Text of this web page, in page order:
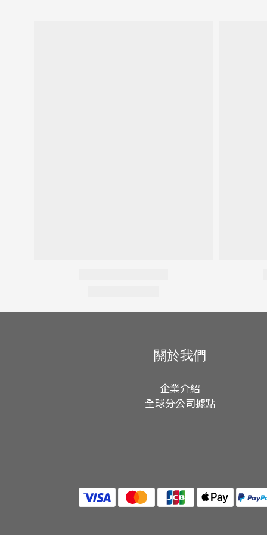
關於我們
企業介紹
全球分公司據點